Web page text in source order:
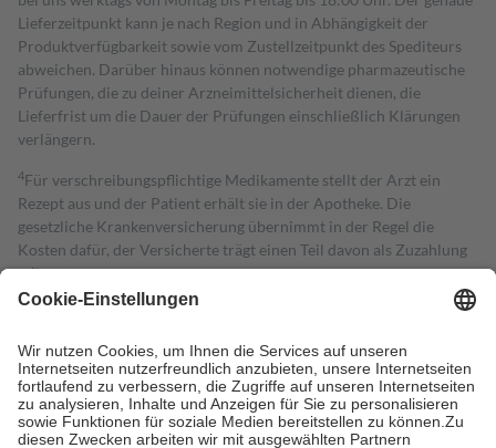
Lieferzeitpunkt kann je nach Region und in Abhängigkeit der
Produktverfügbarkeit sowie vom Zustellzeitpunkt des Spediteurs
abweichen. Darüber hinaus können notwendige pharmazeutische
Prüfungen, die zu deiner Arzneimittelsicherheit dienen, die
Lieferfrist um die Dauer der Prüfungen einschließlich Klärungen
verlängern.
4Für verschreibungspflichtige Medikamente stellt der Arzt ein
Rezept aus und der Patient erhält sie in der Apotheke. Die
gesetzliche Krankenversicherung übernimmt in der Regel die
Kosten dafür, der Versicherte trägt einen Teil davon als Zuzahlung
mit.
Grundsätzlich leisten Mitglieder Zuzahlungen in Höhe von zehn
höchstens zehn Euro.
Es sind jedoch nie mehr als die tatsächlichen
Kosten der Leistung zu entrichten.
Diese Regeln gelten grundsätzlich auch für Online-Apotheken.
Bei Heilmitteln und häuslicher Krankenpflege beträgt die
Zuzahlung zehn Prozent der Kosten sowie zehn Euro je